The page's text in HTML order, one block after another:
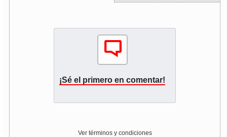
¡Sé el primero en comentar!
Ver términos y condiciones